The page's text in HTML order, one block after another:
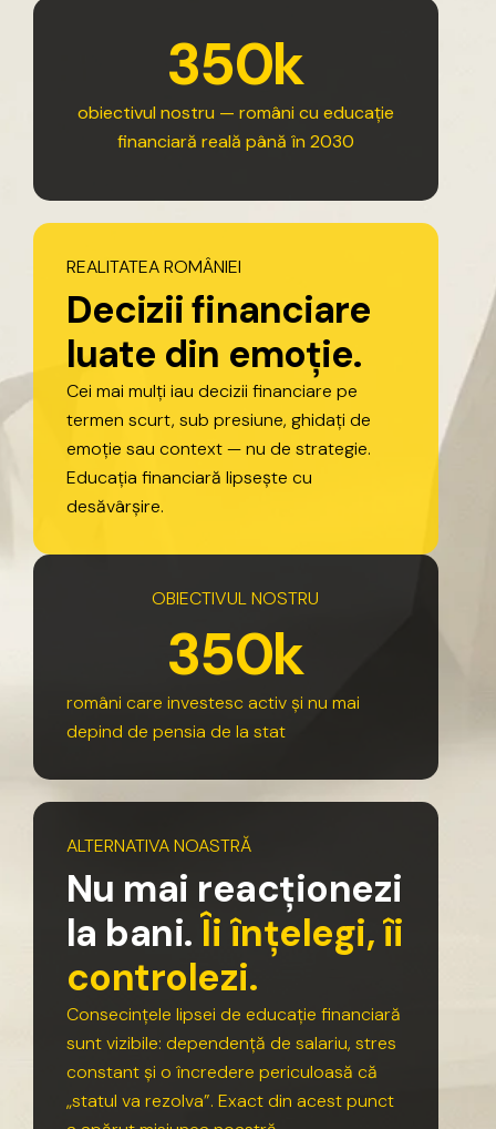
350k
obiectivul nostru — români cu educație
financiară reală până în 2030
REALITATEA ROMÂNIEI
Deciziifinanciare
luate din emoție.
Cei mai mulți iau decizii financiare pe
termen scurt, sub presiune, ghidați de
emoție sau context — nu de strategie.
Educația financiară lipsește cu
desăvârșire.
OBIECTIVUL NOSTRU
350k
români care investesc activ și nu mai
depind de pensia de la stat
ALTERNATIVA NOASTRĂ
Nu mai reacționezi
la bani.Îi înțelegi,îi
controlezi.
Consecințele lipsei de educație financiară
sunt vizibile: dependență de salariu, stres
constant și o încredere periculoasă că
„statul va rezolva”. Exact din acest punct